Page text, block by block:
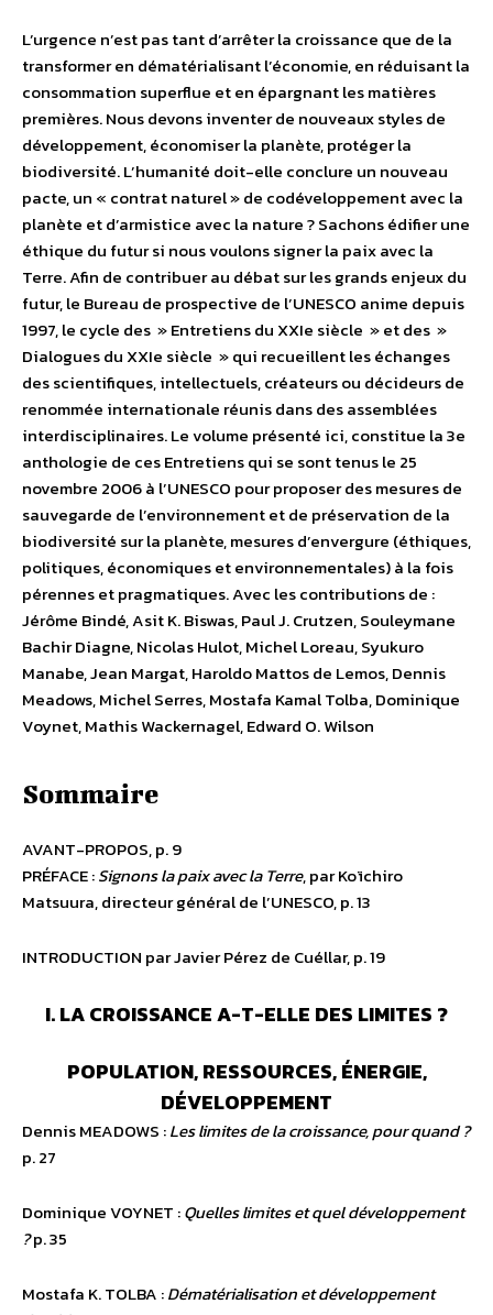
L’urgence n’est pas tant d’arrêter la croissance que de la
transformer en dématérialisant l’économie, en réduisant la
consommation superflue et en épargnant les matières
premières. Nous devons inventer de nouveaux styles de
développement, économiser la planète, protéger la
biodiversité. L’humanité doit-elle conclure un nouveau
pacte, un « contrat naturel » de codéveloppement avec la
planète et d’armistice avec la nature ? Sachons édifier une
éthique du futur si nous voulons signer la paix avec la
Terre. Afin de contribuer au débat sur les grands enjeux du
futur, le Bureau de prospective de l’UNESCO anime depuis
1997, le cycle des » Entretiens du XXIe siècle » et des »
Dialogues du XXIe siècle » qui recueillent les échanges
des scientifiques, intellectuels, créateurs ou décideurs de
renommée internationale réunis dans des assemblées
interdisciplinaires. Le volume présenté ici, constitue la 3e
anthologie de ces Entretiens qui se sont tenus le 25
novembre 2006 à l’UNESCO pour proposer des mesures de
sauvegarde de l’environnement et de préservation de la
biodiversité sur la planète, mesures d’envergure (éthiques,
politiques, économiques et environnementales) à la fois
pérennes et pragmatiques. Avec les contributions de :
Jérôme Bindé, Asit K. Biswas, Paul J. Crutzen, Souleymane
Bachir Diagne, Nicolas Hulot, Michel Loreau, Syukuro
Manabe, Jean Margat, Haroldo Mattos de Lemos, Dennis
Meadows, Michel Serres, Mostafa Kamal Tolba, Dominique
Voynet, Mathis Wackernagel, Edward O. Wilson
Sommaire
AVANT-PROPOS, p. 9
PRÉFACE :Signons la paix avec la Terre, par Koïchiro
Matsuura, directeur général de l’UNESCO, p. 13
INTRODUCTION par Javier Pérez de Cuéllar, p. 19
I. LA CROISSANCE A-T-ELLE DES LIMITES ?
POPULATION, RESSOURCES, ÉNERGIE,
DÉVELOPPEMENT
Dennis MEADOWS :Les limites de la croissance, pour quand ?
p. 27
Dominique VOYNET :Quelles limites et quel développement
?p. 35
Mostafa K. TOLBA :Dématérialisation et développement